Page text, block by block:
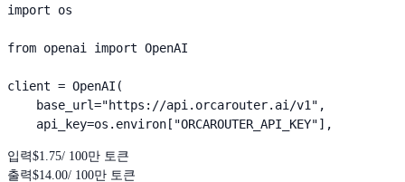
import os
from openai import OpenAI
client = OpenAI(
    base_url="https://api.orcarouter.ai/v1",
    api_key=os.environ["ORCAROUTER_API_KEY"],
입력$1.75/ 100만 토큰
출력$14.00/ 100만 토큰